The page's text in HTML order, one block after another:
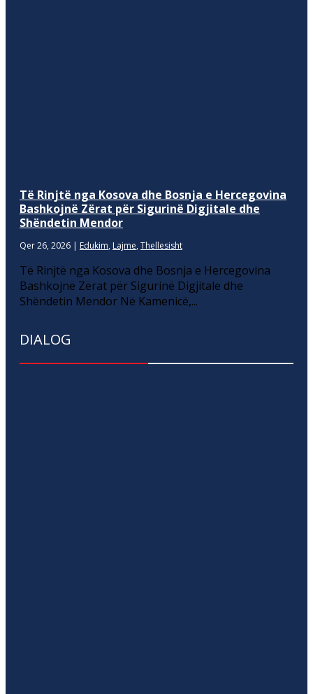
Të Rinjtë nga Kosova dhe Bosnja e Hercegovina
Bashkojnë Zërat për Sigurinë Digjitale dhe
Shëndetin Mendor
Qer 26, 2026 | Edukim, Lajme, Thellesisht
Të Rinjtë nga Kosova dhe Bosnja e Hercegovina
Bashkojnë Zërat për Sigurinë Digjitale dhe
Shëndetin Mendor Në Kamenicë,...
DIALOG